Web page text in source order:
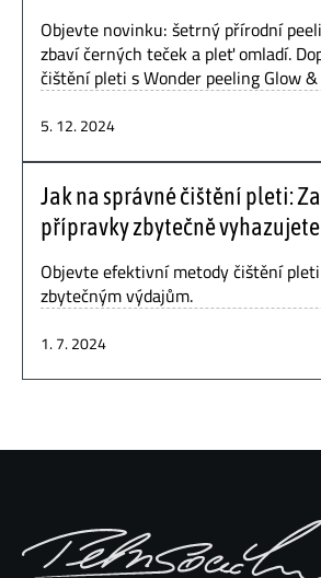
Objevte novinku: šetrný přírodní
zbaví černých teček a pleť omladí.
čištění pleti s Wonder peeling Glow
5. 12. 2024
Jak na správné čištění pleti:
přípravky zbytečně
Objevte efektivní metody čištění
zbytečným výdajům.
1. 7. 2024